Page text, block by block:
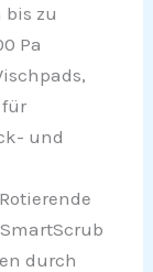
bis zu
Pa
und
Rotierende
durch